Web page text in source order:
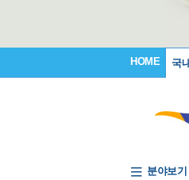
HOME 국
분야보기